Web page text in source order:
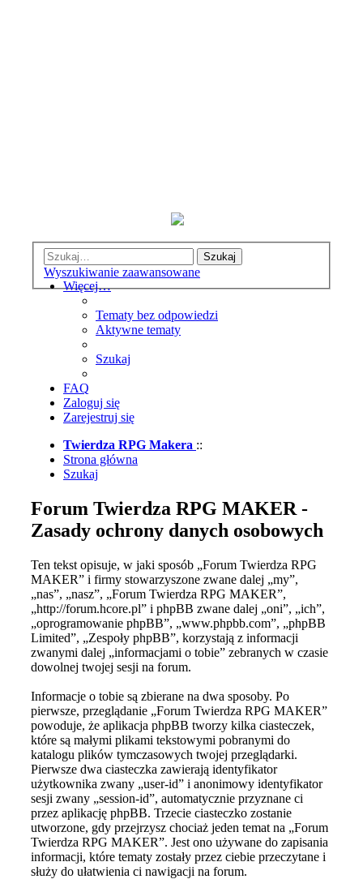
Szukaj
Wyszukiwanie zaawansowane
Więcej…
Tematy bez odpowiedzi
Aktywne tematy
Szukaj
FAQ
Zaloguj się
Zarejestruj się
Twierdza RPG Makera ::
Strona główna
Szukaj
Forum Twierdza RPG MAKER -
Zasady ochrony danych osobowych
Ten tekst opisuje, w jaki sposób „Forum Twierdza RPG
MAKER” i firmy stowarzyszone zwane dalej „my”,
„nas”, „nasz”, „Forum Twierdza RPG MAKER”,
„http://forum.hcore.pl” i phpBB zwane dalej „oni”, „ich”,
„oprogramowanie phpBB”, „www.phpbb.com”, „phpBB
Limited”, „Zespoły phpBB”, korzystają z informacji
zwanymi dalej „informacjami o tobie” zebranych w czasie
dowolnej twojej sesji na forum.
Informacje o tobie są zbierane na dwa sposoby. Po
pierwsze, przeglądanie „Forum Twierdza RPG MAKER”
powoduje, że aplikacja phpBB tworzy kilka ciasteczek,
które są małymi plikami tekstowymi pobranymi do
katalogu plików tymczasowych twojej przeglądarki.
Pierwsze dwa ciasteczka zawierają identyfikator
użytkownika zwany „user-id” i anonimowy identyfikator
sesji zwany „session-id”, automatycznie przyznane ci
przez aplikację phpBB. Trzecie ciasteczko zostanie
utworzone, gdy przejrzysz chociaż jeden temat na „Forum
Twierdza RPG MAKER”. Jest ono używane do zapisania
informacji, które tematy zostały przez ciebie przeczytane i
służy do ułatwienia ci nawigacji na forum.